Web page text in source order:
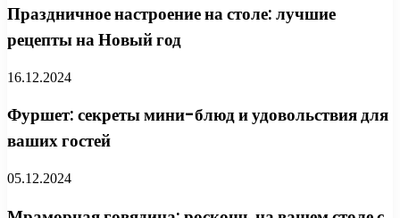
Праздничное настроение на столе: лучшие
рецепты на Новый год
16.12.2024
Фуршет: секреты мини-блюд и удовольствия для
ваших гостей
05.12.2024